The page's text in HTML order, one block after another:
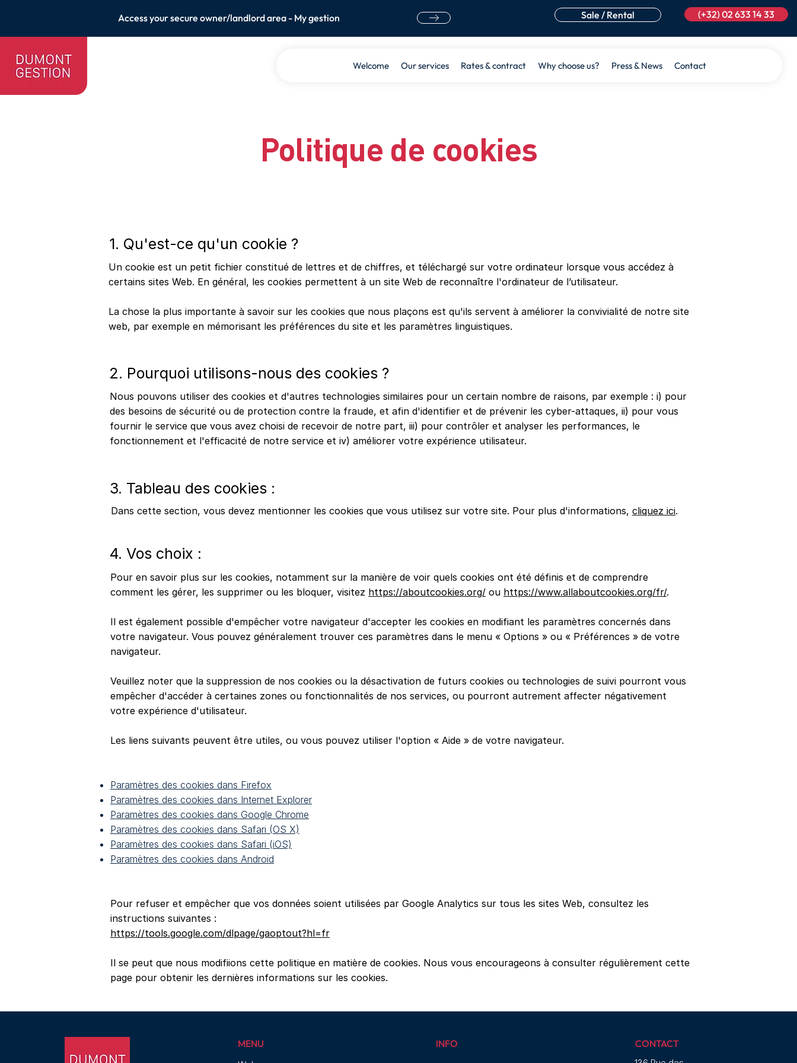
Access your secure owner/landlord area - My gestion Sale / Rental (+32) 02 633 14 33
Welcome Our services Rates & contract Why choose us? Press & News Contact
Politique de cookies
1. Qu'est-ce qu'un cookie ?
Un cookie est un petit fichier constitué de lettres et de chiffres, et téléchargé sur votre ordinateur lorsque vous accédez à
certains sites Web. En général, les cookies permettent à un site Web de reconnaître l'ordinateur de l’utilisateur.
La chose la plus importante à savoir sur les cookies que nous plaçons est qu'ils servent à améliorer la convivialité de notre site
web, par exemple en mémorisant les préférences du site et les paramètres linguistiques.
2. Pourquoi utilisons-nous des cookies ?
Nous pouvons utiliser des cookies et d'autres technologies similaires pour un certain nombre de raisons, par exemple : i) pour
des besoins de sécurité ou de protection contre la fraude, et afin d'identifier et de prévenir les cyber-attaques, ii) pour vous
fournir le service que vous avez choisi de recevoir de notre part, iii) pour contrôler et analyser les performances, le
fonctionnement et l'efficacité de notre service et iv) améliorer votre expérience utilisateur.
3. Tableau des cookies :
Dans cette section, vous devez mentionner les cookies que vous utilisez sur votre site. Pour plus d'informations, cliquez ici.
4. Vos choix :
Pour en savoir plus sur les cookies, notamment sur la manière de voir quels cookies ont été définis et de comprendre
comment les gérer, les supprimer ou les bloquer, visitez https://aboutcookies.org/ ou https://www.allaboutcookies.org/fr/.
Il est également possible d'empêcher votre navigateur d'accepter les cookies en modifiant les paramètres concernés dans
votre navigateur. Vous pouvez généralement trouver ces paramètres dans le menu « Options » ou « Préférences » de votre
navigateur.
Veuillez noter que la suppression de nos cookies ou la désactivation de futurs cookies ou technologies de suivi pourront vous
empêcher d'accéder à certaines zones ou fonctionnalités de nos services, ou pourront autrement affecter négativement
votre expérience d'utilisateur.
Les liens suivants peuvent être utiles, ou vous pouvez utiliser l'option « Aide » de votre navigateur.
Paramètres des cookies dans Firefox
Paramètres des cookies dans Internet Explorer
Paramètres des cookies dans Google Chrome
Paramètres des cookies dans Safari (OS X)
Paramètres des cookies dans Safari (iOS)
Paramètres des cookies dans Android
Pour refuser et empêcher que vos données soient utilisées par Google Analytics sur tous les sites Web, consultez les
instructions suivantes :
https://tools.google.com/dlpage/gaoptout?hl=fr
Il se peut que nous modifiions cette politique en matière de cookies. Nous vous encourageons à consulter régulièrement cette
page pour obtenir les dernières informations sur les cookies.
MENU INFO CONTACT